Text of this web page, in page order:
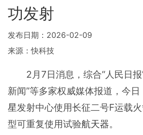
功发射
发布日期：2026-02-09
来源：快科技
2月7日消息，综合“人民日报
新闻”等多家权威媒体报道，今
星发射中心使用长征二号F运载
型可重复使用试验航天器。